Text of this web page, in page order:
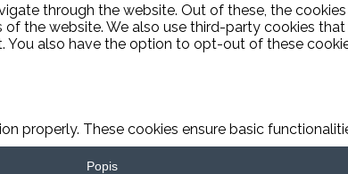
through the website. Out of these, the
the website. We also use third-party cookies
You also have the option to opt-out of these
properly. These cookies ensure basic
Popis